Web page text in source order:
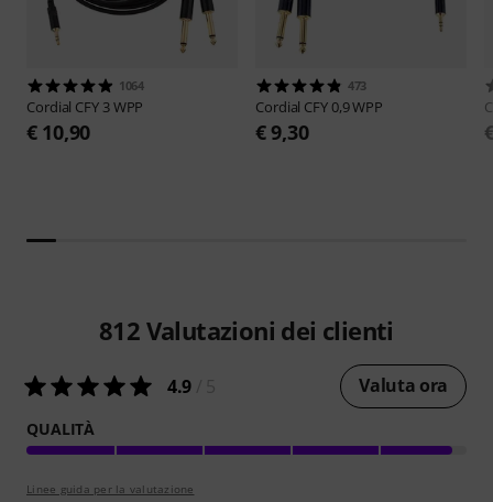
1064
Cordial CFY 3 WPP
€ 10,90
473
Cordial CFY 0,9 WPP
€ 9,30
812 Valutazioni dei clienti
4.9 Valuta ora
QUALITÀ
Linee guida per la valutazione